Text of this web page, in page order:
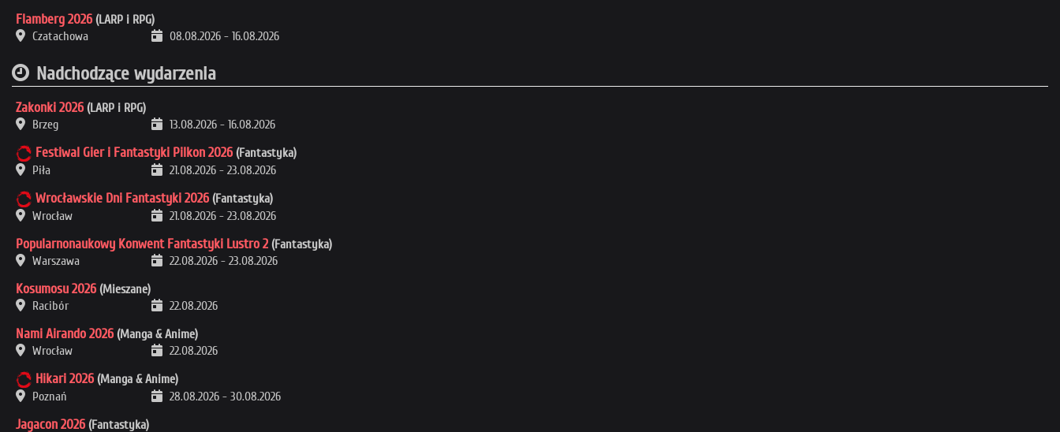
Flamberg 2026 (LARP i RPG)
Czatachowa
08.08.2026 - 16.08.2026
Nadchodzące wydarzenia
Zakonki 2026 (LARP i RPG)
Brzeg
13.08.2026 - 16.08.2026
Festiwal Gier i Fantastyki Pilkon 2026 (Fantastyka)
Piła
21.08.2026 - 23.08.2026
Wrocławskie Dni Fantastyki 2026 (Fantastyka)
Wrocław
21.08.2026 - 23.08.2026
Popularnonaukowy Konwent Fantastyki Lustro 2 (Fantastyka)
Warszawa
22.08.2026 - 23.08.2026
Kosumosu 2026 (Mieszane)
Racibór
22.08.2026
Nami Airando 2026 (Manga & Anime)
Wrocław
22.08.2026
Hikari 2026 (Manga & Anime)
Poznań
28.08.2026 - 30.08.2026
Jagacon 2026 (Fantastyka)